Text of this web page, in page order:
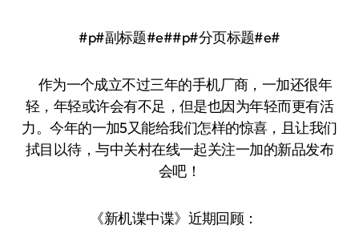
#p#副标题#e##p#分页标题#e#
作为一个成立不过三年的手机厂商，一加还很年
轻，年轻或许会有不足，但是也因为年轻而更有活
力。今年的一加5又能给我们怎样的惊喜，且让我们
拭目以待，与中关村在线一起关注一加的新品发布
会吧！
《新机谍中谍》近期回顾：